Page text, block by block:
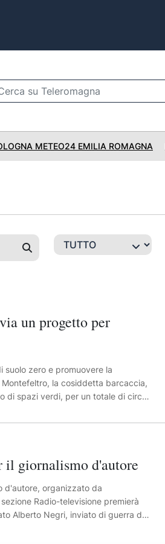
METEO24 EMILIA ROMAGNA
un progetto per
suolo zero e promuovere la
la cosiddetta barcaccia,
di spazi verdi, per un totale di circa
che si propone di anticipare
giornalismo d'autore
d'autore, organizzato da
Radio-televisione premierà
Alberto Negri, inviato di guerra del